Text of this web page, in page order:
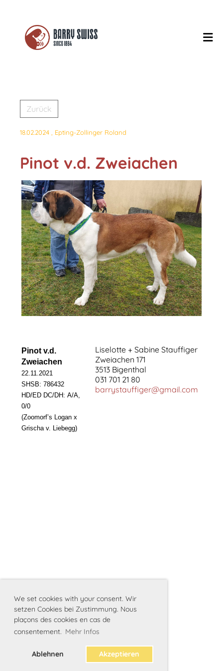
We set cookies with your consent. Wir
setzen Cookies bei Zustimmung. Nous
plaçons des cookies en cas de
consentement. Mehr Infos
Ablehnen Akzeptieren
Zurück
18.02.2024 , Epting-Zollinger Roland
Pinot v.d. Zweiachen
Pinot v.d.
Zweiachen
22.11.2021
SHSB: 786432
HD/ED DC/DH: A/A,
0/0
(Zoomorf’s Logan x
Grischa v. Liebegg)
Liselotte + Sabine Stauffiger
Zweiachen 171
3513 Bigenthal
031 701 21 80
barrystauffiger@gmail.com